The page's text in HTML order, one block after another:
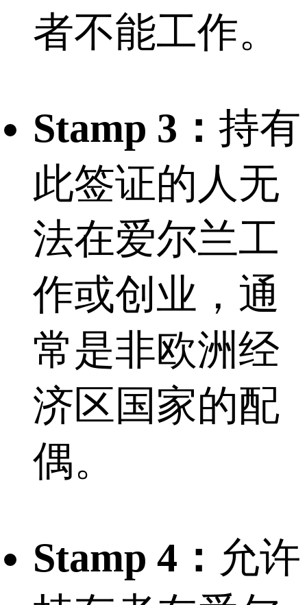
者不能工作。
Stamp 3： 持有
此签证的人无
法在爱尔兰工
作或创业，通
常是非欧洲经
济区国家的配
偶。
Stamp 4： 允许